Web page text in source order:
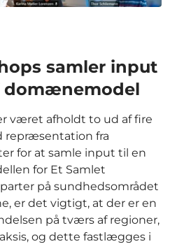
samler input
domænemodel
været afholdt to ud af fire
repræsentation fra
for at samle input til en
for Et Samlet
på sundhedsområdet
er det vigtigt, at der er en
på tværs af regioner,
og dette fastlægges i